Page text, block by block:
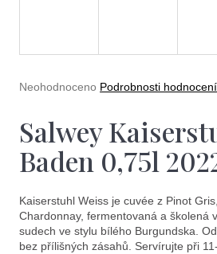
Průměrné
je
0,0
z
5
Neohodnoceno Podrobnosti hodnocení
Salwey
Baden 0,75l
Kaiserstuhl Weiss je cuvée z Pinot
Chardonnay, fermentovaná a školená
sudech ve stylu bílého Burgundska.
bez přílišných zásahů. Servírujte při
e
n
j
í
?